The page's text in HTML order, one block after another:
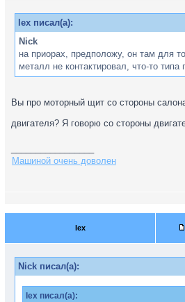
lex писал(а):
Nick
на приорах, предположу, он там для
металл не контактировал, что-то типа
Вы про моторный щит со стороны
двигателя? Я говорю со стороны
Машиной очень доволен
lex
Nick писал(а):
lex писал(а):